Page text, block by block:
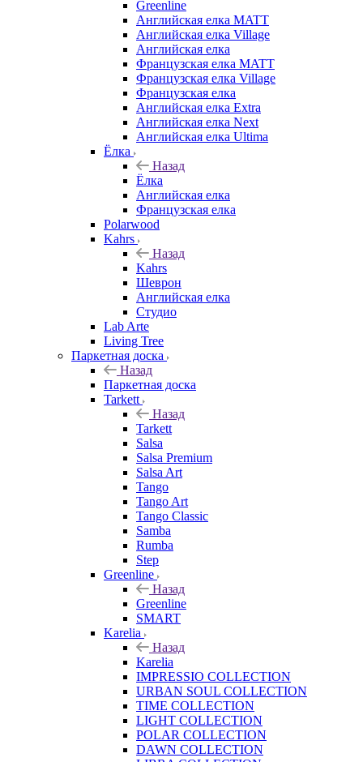
Greenline
Английская елка MATT
Английская елка Village
Английская елка
Французская елка MATT
Французская елка Village
Французская елка
Английская елка Extra
Английская елка Next
Английская елка Ultima
Ёлка
Назад
Ёлка
Английская елка
Французская елка
Polarwood
Kahrs
Назад
Kahrs
Шеврон
Английская елка
Студио
Lab Arte
Living Tree
Паркетная доска
Назад
Паркетная доска
Tarkett
Назад
Tarkett
Salsa
Salsa Premium
Salsa Art
Tango
Tango Art
Tango Classic
Samba
Rumba
Step
Greenline
Назад
Greenline
SMART
Karelia
Назад
Karelia
IMPRESSIO COLLECTION
URBAN SOUL COLLECTION
TIME COLLECTION
LIGHT COLLECTION
POLAR COLLECTION
DAWN COLLECTION